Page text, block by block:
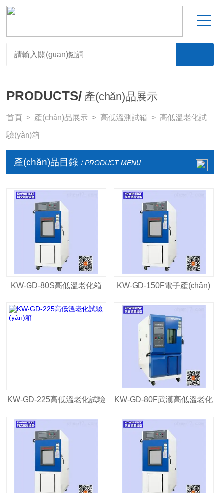
PRODUCTS/ 產(chǎn)品展示
首頁 > 產(chǎn)品展示 >高低溫測試箱 >高低溫老化試
驗(yàn)箱
產(chǎn)品目錄 / PRODUCT MENU
KW-GD-80S高低溫老化箱 KW-GD-150F電子產(chǎn)
品高低溫老化箱
KW-GD-225高低溫老化試驗
(yàn)箱
KW-GD-80F武漢高低溫老化
箱